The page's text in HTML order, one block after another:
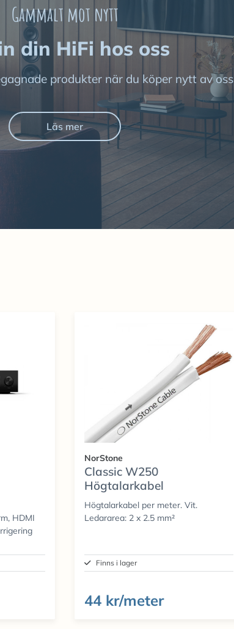
Gammalt mot nytt
din HiFi hos oss
produkter när du köper nytt av oss
Läs mer
HDMI
NorStone
Classic W250
Högtalarkabel
Högtalarkabel per meter. Vit.
Ledararea: 2 x 2.5 mm²
Finns i lager
44 kr/meter